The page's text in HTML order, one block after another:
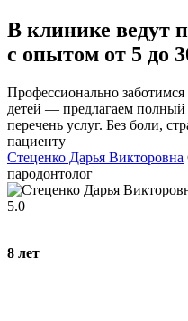
В клинике ведут
с опытом от 5 до
Профессионально заботимся
детей — предлагаем полный
перечень услуг. Без боли,
пациенту
Стеценко Дарья Викторовна
пародонтолог
5.0
8 лет